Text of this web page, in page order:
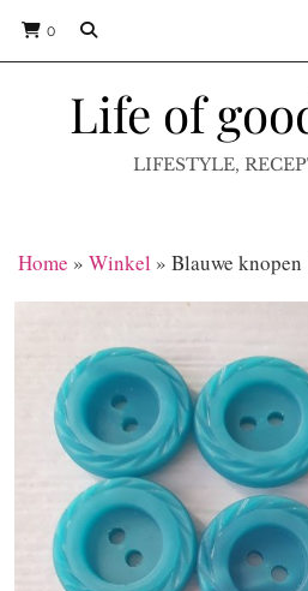
0
Life of
LIFESTYLE,
Home » Winkel » Blauwe knopen